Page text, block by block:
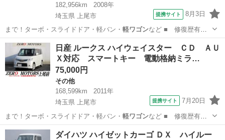
182,956km
2008年
埼玉県 上尾市
提携サイト 8月3日
まで！ターボ・スライドドア・軽バン・ 軽ワゴンなど ■ 修復歴有
無： あり ■ 年…
埼玉 上尾市 パレット
日産 ルークス ハイウェイスター ＣＤ ＡＵ
Ｘ対応 スマートキー 電動格納ミラ…
75,000円
その他
168,599km
2011年
埼玉県 上尾市
提携サイト 7月20日
まで！ターボ・スライドドア・軽バン・ 軽ワゴンなど ■ 修復歴有
無： あり ■ 年…
埼玉 上尾市 その他
ダイハツ ハイゼットカーゴ ＤＸ ハイルー